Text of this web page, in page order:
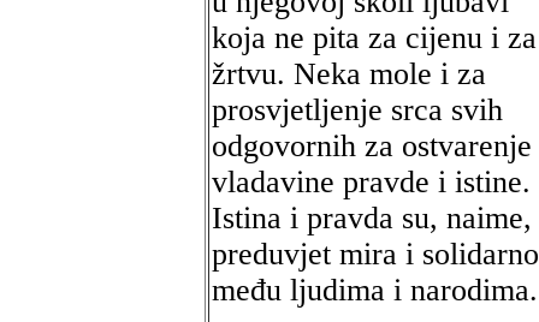
koja ne pita za cijenu i za
žrtvu. Neka mole i za
prosvjetljenje srca svih
odgovornih za ostvarenje
vladavine pravde i istine.
Istina i pravda su, naime,
preduvjet mira i
među ljudima i narodima.